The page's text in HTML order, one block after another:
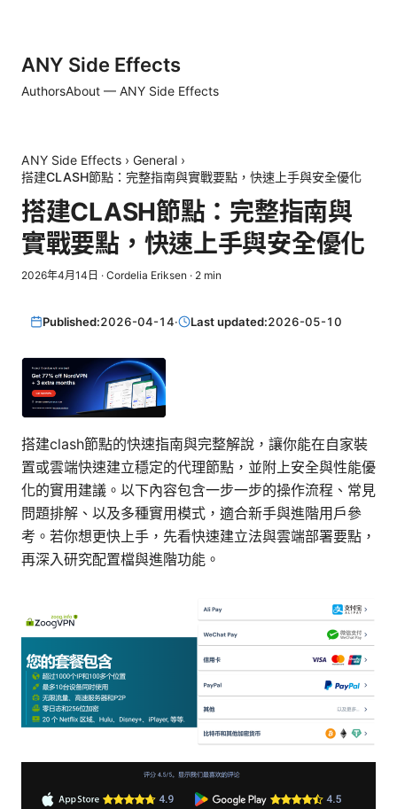
ANY Side Effects
AuthorsAbout — ANY Side Effects
ANY Side Effects › General ›
搭建CLASH節點：完整指南與實戰要點，快速上手與安全優化
搭建CLASH節點：完整指南與
實戰要點，快速上手與安全優化
2026年4月14日 · Cordelia Eriksen · 2 min
Published:2026-04-14· Last updated:2026-05-10
搭建clash節點的快速指南與完整解說，讓你能在自家裝
置或雲端快速建立穩定的代理節點，並附上安全與性能優
化的實用建議。以下內容包含一步一步的操作流程、常見
問題排解、以及多種實用模式，適合新手與進階用戶參
考。若你想更快上手，先看快速建立法與雲端部署要點，
再深入研究配置檔與進階功能。